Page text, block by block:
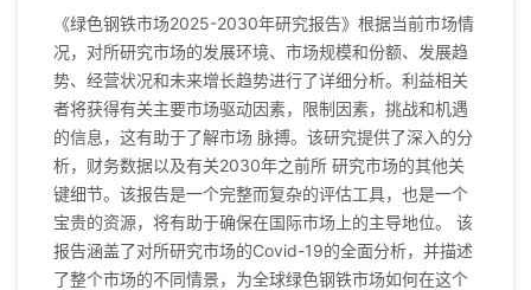
《绿色钢铁市场2025-2030年研究报告》根据当前市场情
况，对所研究市场的发展环境、市场规模和份额、发展趋
势、经营状况和未来增长趋势进行了详细分析。利益相关
者将获得有关主要市场驱动因素，限制因素，挑战和机遇
的信息，这有助于了解市场 脉搏。该研究提供了深入的分
析，财务数据以及有关2030年之前所 研究市场的其他关
键细节。该报告是一个完整而复杂的评估工具，也是一个
宝贵的资源，将有助于确保在国际市场上的主导地位。 该
报告涵盖了对所研究市场的Covid-19的全面分析，并描述
了整个市场的不同情景，为全球绿色钢铁市场如何在这个